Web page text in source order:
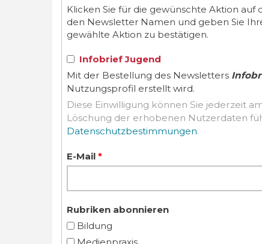
Klicken Sie für die gewünschte Aktion
den Newsletter Namen und geben Sie
gewählte Aktion zu bestätigen.
Infobrief Jugend
Mit der Bestellung des Newsletters
Nutzungsprofil erstellt wird.
Diese Einwilligung können Sie jederzeit
Datenschutzbestimmungen.
E-Mail *
Rubriken abonnieren
Bildung